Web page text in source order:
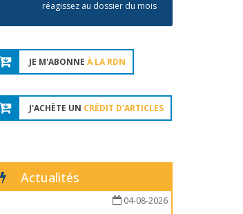
réagissez au dossier du mois
JE M'ABONNE À LA RDN
J'ACHÈTE UN CRÉDIT D'ARTICLES
Actualités
04-08-2026